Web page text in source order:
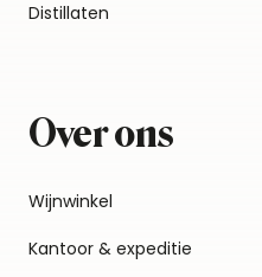
Distillaten
Over ons
Wijnwinkel
Kantoor & expeditie